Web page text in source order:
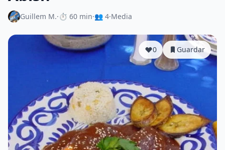
Guillem M.·⏱ 60 min·👥 4·Media
0 Guardar